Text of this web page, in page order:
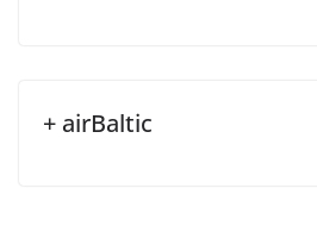
+ airBaltic